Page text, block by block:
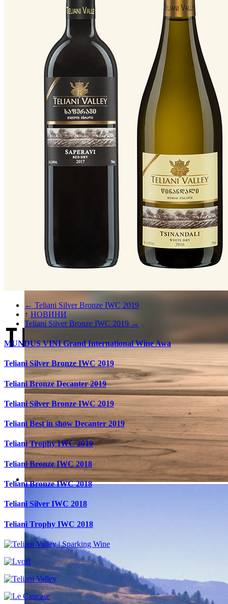
← Teliani Silver Bronze IWC 2019
↑ НОВИНИ
Teliani Silver Bronze IWC 2019 →
MUNDUS VINI Grand International Wine Awa
Teliani Silver Bronze IWC 2019
Teliani Bronze Decanter 2019
Teliani Silver Bronze IWC 2019
Teliani Best in show Decanter 2019
Teliani Trophy IWC 2019
Teliani Bronze IWC 2018
Teliani Bronze IWC 2018
Teliani Silver IWC 2018
Teliani Trophy IWC 2018
ПРО КОМПАНІЮ
Теліані Трейдінг Україна
Теліані Велі історія
Теліані Велі виробництво
Теліані Велі в світі
ПРОДУКЦІЯ
Вино
Бренді
Горілка
Чача
НОВИНИ
MUNDUS VINI Grand International Wine Awa
Teliani Silver Bronze IWC 2019
Teliani Bronze Decanter 2019
Teliani Silver Bronze IWC 2019
Teliani Best in show Decanter 2019
Teliani Trophy IWC 2019
Teliani Bronze IWC 2018
Teliani Bronze IWC 2018
Менеджер з продажу (HoReCa)
Підтвердіть свій вік
Мені більше 18 років.
Мені менше 18 років.